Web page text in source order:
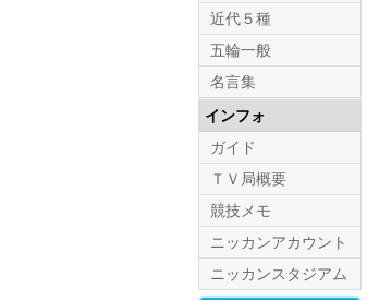
近代５種
五輪一般
名言集
インフォ
ガイド
ＴＶ局概要
競技メモ
ニッカンアカウント
ニッカンスタジアム